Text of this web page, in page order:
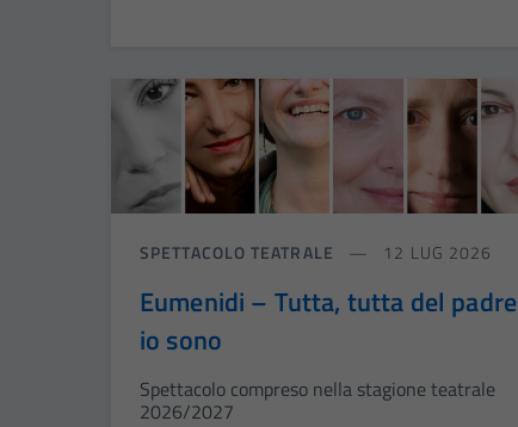
SPETTACOLO TEATRALE 12 LUG 2026
Eumenidi – Tutta, tutta del padre
io sono
Spettacolo compreso nella stagione teatrale
2026/2027